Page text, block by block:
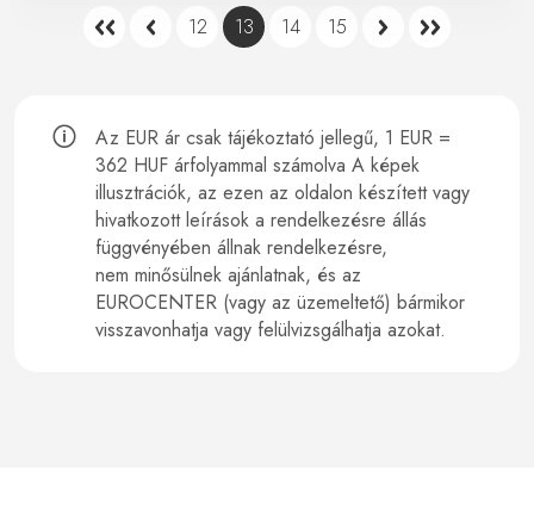
12 13 14 15
Az EUR ár csak tájékoztató jellegű, 1 EUR =
362 HUF árfolyammal számolva A képek
illusztrációk, az ezen az oldalon készített vagy
hivatkozott leírások a rendelkezésre állás
függvényében állnak rendelkezésre,
nem minősülnek ajánlatnak, és az
EUROCENTER (vagy az üzemeltető) bármikor
visszavonhatja vagy felülvizsgálhatja azokat.